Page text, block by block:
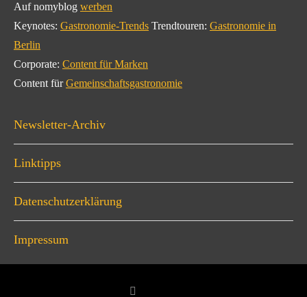
Auf nomyblog werben
Keynotes: Gastronomie-Trends Trendtouren: Gastronomie in
Berlin
Corporate: Content für Marken
Content fürGemeinschaftsgastronomie
Newsletter-Archiv
Linktipps
Datenschutzerklärung
Impressum